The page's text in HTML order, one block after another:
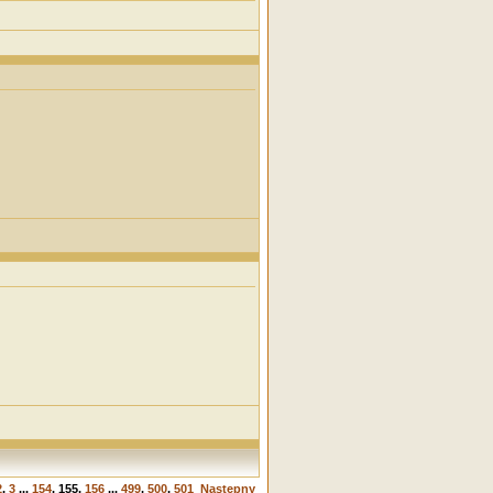
, 3... 154, 155, 156... 499, 500, 501 Następny